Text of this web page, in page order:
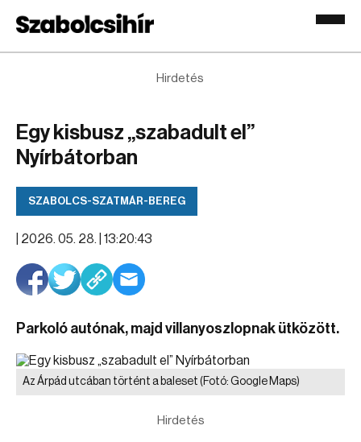
Hirdetés
Egy kisbusz „szabadult el”
Nyírbátorban
SZABOLCS-SZATMÁR-BEREG
2026. 05. 28. | 13:20:43
Parkoló autónak, majd villanyoszlopnak ütközött.
Az Árpád utcában történt a baleset (Fotó: Google Maps)
Hirdetés